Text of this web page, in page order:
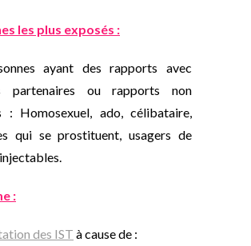
les plus exposés :
ayant des rapports avec
partenaires ou rapports non
: Homosexuel, ado, célibataire,
qui se prostituent, usagers de
:
des IST à cause de :